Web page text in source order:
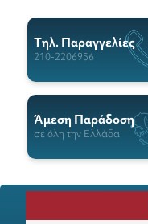
Tηλ. Παραγγελίες
210-2206956
Άμεση Παράδοση
σε όλη την Ελλάδα